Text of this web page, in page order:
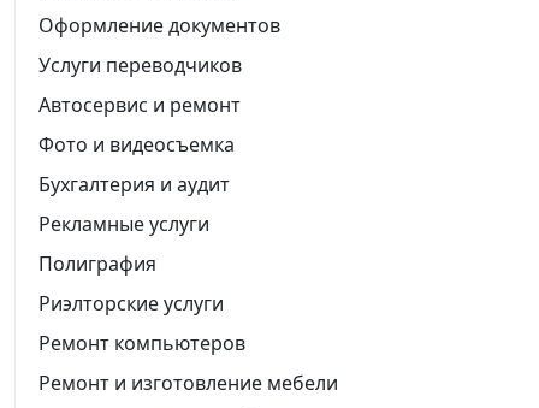
Оформление документов
Услуги переводчиков
Автосервис и ремонт
Фото и видеосъемка
Бухгалтерия и аудит
Рекламные услуги
Полиграфия
Риэлторские услуги
Ремонт компьютеров
Ремонт и изготовление мебели